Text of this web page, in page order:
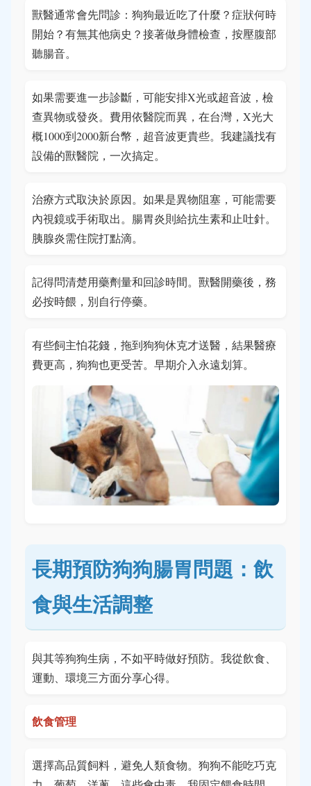
獸醫通常會先問診：狗狗最近吃了什麼？症狀何時
開始？有無其他病史？接著做身體檢查，按壓腹部
聽腸音。
如果需要進一步診斷，可能安排X光或超音波，檢
查異物或發炎。費用依醫院而異，在台灣，X光大
概1000到2000新台幣，超音波更貴些。我建議找有
設備的獸醫院，一次搞定。
治療方式取決於原因。如果是異物阻塞，可能需要
內視鏡或手術取出。腸胃炎則給抗生素和止吐針。
胰腺炎需住院打點滴。
記得問清楚用藥劑量和回診時間。獸醫開藥後，務
必按時餵，別自行停藥。
有些飼主怕花錢，拖到狗狗休克才送醫，結果醫療
費更高，狗狗也更受苦。早期介入永遠划算。
長期預防狗狗腸胃問題：飲
食與生活調整
與其等狗狗生病，不如平時做好預防。我從飲食、
運動、環境三方面分享心得。
飲食管理
選擇高品質飼料，避免人類食物。狗狗不能吃巧克